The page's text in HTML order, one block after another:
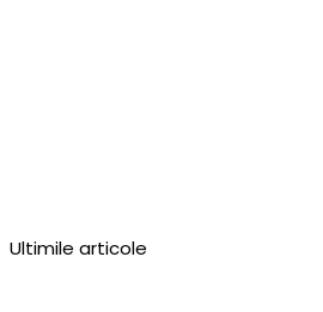
Ultimile articole